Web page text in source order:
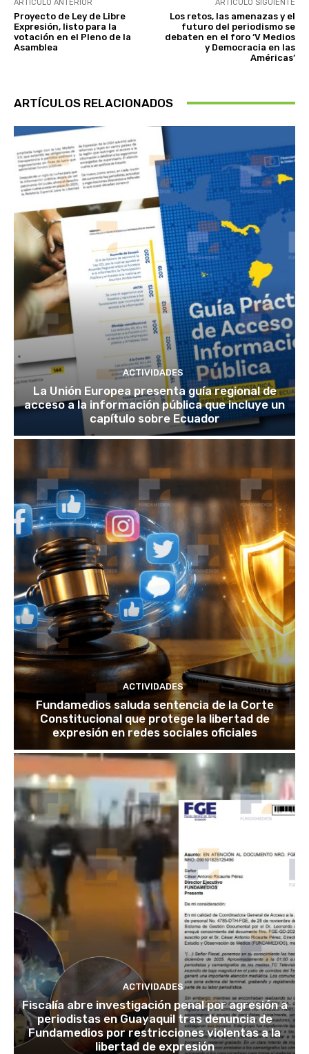
ARTÍCULO ANTERIOR
Proyecto de Ley de Libre
Expresión, listo para la
votación en el Pleno de la
Asamblea
ARTÍCULO SIGUIENTE
Los retos, las amenazas y el
futuro del periodismo se
debaten en el foro ‘V Medios
y Democracia en las
Américas’
ARTÍCULOS RELACIONADOS
ACTIVIDADES
La Unión Europea presenta guía regional de
acceso a la información pública que incluye un
capítulo sobre Ecuador
ACTIVIDADES
Fundamedios saluda sentencia de la Corte
Constitucional que protege la libertad de
expresión en redes sociales oficiales
ACTIVIDADES
Fiscalía abre investigación penal por agresión a
periodistas en Guayaquil tras denuncia de
Fundamedios por restricciones violentas a la
libertad de expresión